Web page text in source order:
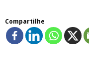
Compartilhe